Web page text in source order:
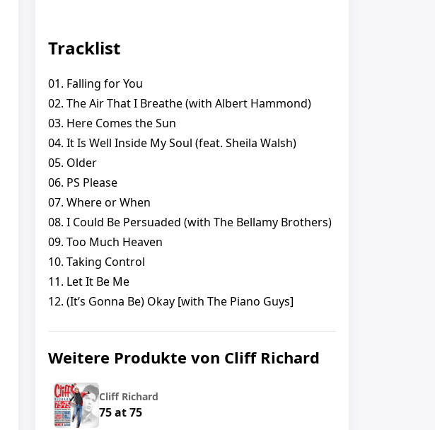
Tracklist
01. Falling for You
02. The Air That I Breathe (with Albert Hammond)
03. Here Comes the Sun
04. It Is Well Inside My Soul (feat. Sheila Walsh)
05. Older
06. PS Please
07. Where or When
08. I Could Be Persuaded (with The Bellamy Brothers)
09. Too Much Heaven
10. Taking Control
11. Let It Be Me
12. (It’s Gonna Be) Okay [with The Piano Guys]
Weitere Produkte von Cliff Richard
Cliff Richard
75 at 75